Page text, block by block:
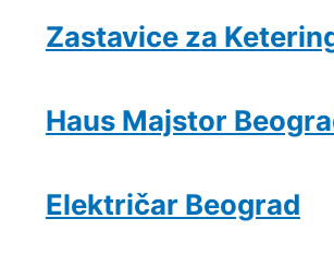
Zastavice za
Haus Majstor
Električar Beograd